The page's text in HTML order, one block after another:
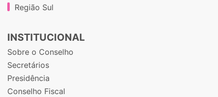
Região Sul
INSTITUCIONAL
Sobre o Conselho
Secretários
Presidência
Conselho Fiscal